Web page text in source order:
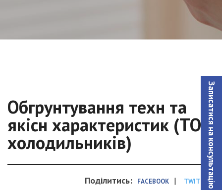
Записатися на консультацiю
Обгрунтування техн та
якісн характеристик (ТО
холодильників)
Поділитись: FACEBOOK | TWITTER